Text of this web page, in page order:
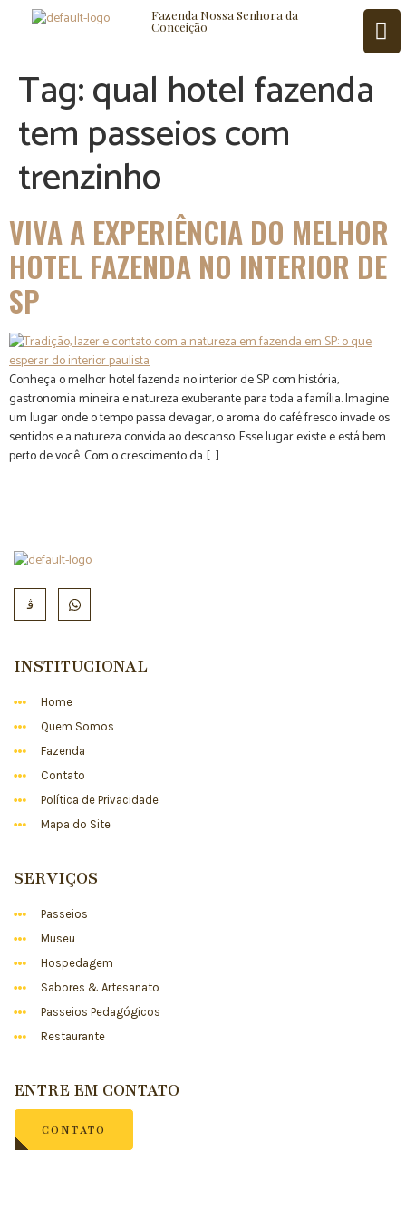
Fazenda Nossa Senhora da
Conceição
BLOG CONTATO
Tag:qual hotel fazenda
tem passeios com
trenzinho
VIVA A EXPERIÊNCIA DO MELHOR
HOTEL FAZENDA NO INTERIOR DE
SP
Conheça o melhor hotel fazenda no interior de SP com história,
gastronomia mineira e natureza exuberante para toda a família. Imagine
um lugar onde o tempo passa devagar, o aroma do café fresco invade os
sentidos e a natureza convida ao descanso. Esse lugar existe e está bem
perto de você. Com o crescimento da […]
INSTITUCIONAL
Home
Quem Somos
Fazenda
Contato
Política de Privacidade
Mapa do Site
SERVIÇOS
Passeios
Museu
Hospedagem
Sabores & Artesanato
Passeios Pedagógicos
Restaurante
ENTRE EM CONTATO
CONTATO